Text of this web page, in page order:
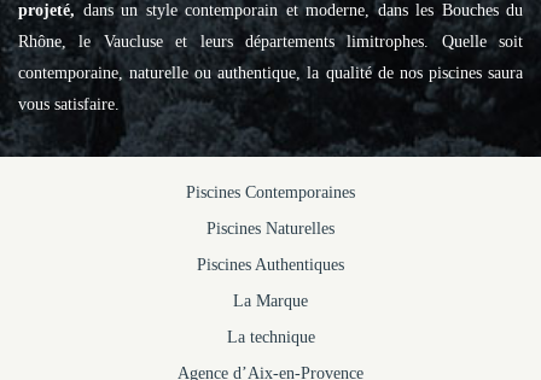
projeté, dans un style contemporain et moderne, dans les Bouches du
Rhône, le Vaucluse et leurs départements limitrophes. Quelle soit
contemporaine, naturelle ou authentique, la qualité de nos piscines saura
vous satisfaire.
Piscines Contemporaines
Piscines Naturelles
Piscines Authentiques
La Marque
La technique
Agence d’Aix-en-Provence